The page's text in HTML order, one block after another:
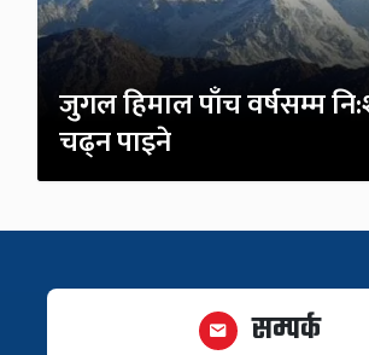
जुगल हिमाल पाँच वर्षसम्म
चढ्न पाइने
सम्पर्क